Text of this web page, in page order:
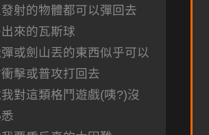
射的物體都可以彈回去
來的瓦斯球
或劍山丟的東西似乎可以
擊或普攻打回去
對這類格鬥遊戲(咦?)沒